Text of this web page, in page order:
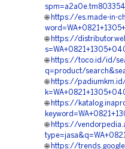
🌐 https://es.made-in-
🌐 https://
🌐 https://toco.id/id/
q=product/
🌐 https://
🌐 https://
🌐 https://
🌐 https://